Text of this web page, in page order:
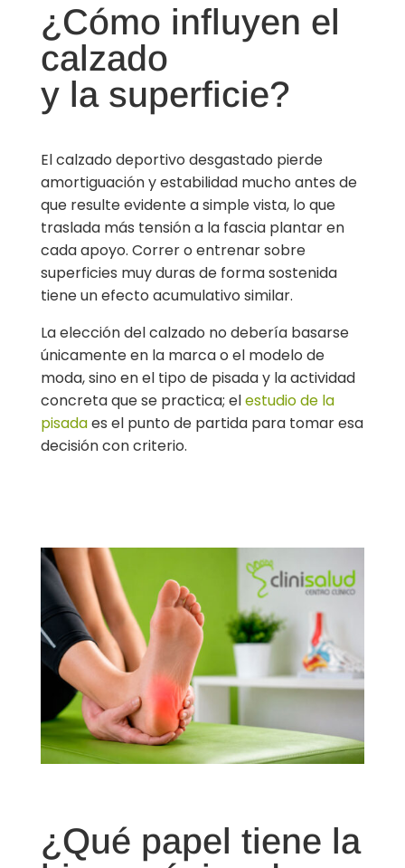
¿Cómo influyen el
calzado
y la superficie?
El calzado deportivo desgastado pierde
amortiguación y estabilidad mucho antes de
que resulte evidente a simple vista, lo que
traslada más tensión a la fascia plantar en
cada apoyo. Correr o entrenar sobre
superficies muy duras de forma sostenida
tiene un efecto acumulativo similar.
La elección del calzado no debería basarse
únicamente en la marca o el modelo de
moda, sino en el tipo de pisada y la actividad
concreta que se practica; elestudio de la
pisadaes el punto de partida para tomar esa
decisión con criterio.
¿Qué papel tiene la